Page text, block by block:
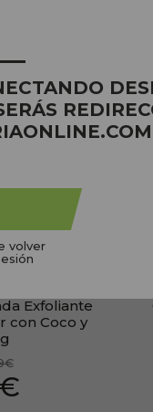
Exfoliante
con Coco y
volver